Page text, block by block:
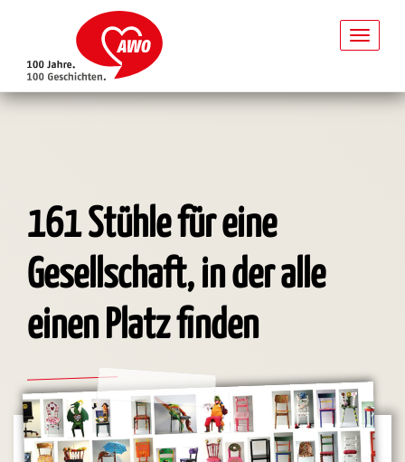
161 Stühle für eine
Gesellschaft, in der alle
einen Platz finden